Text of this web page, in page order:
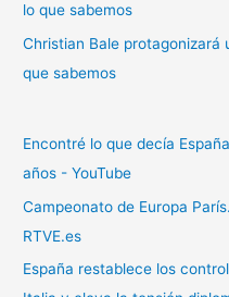
lo que sabemos
Christian Bale protagonizará
que sabemos
Encontré lo que decía
años - YouTube
Campeonato de Europa
RTVE.es
España restablece los